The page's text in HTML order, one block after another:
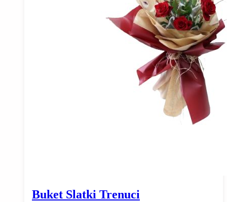
Buket Slatki Trenuci